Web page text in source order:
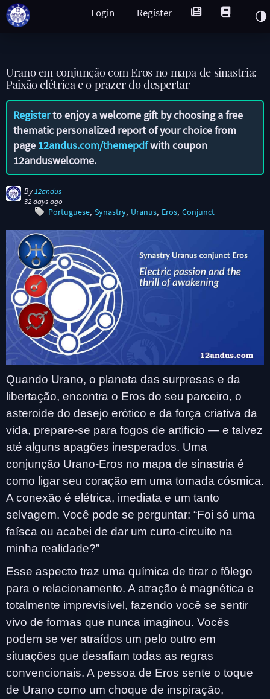
Register
Login
Urano em conjunção com Eros no mapa de sinastria:
Paixão elétrica e o prazer do despertar
Registerto enjoy a welcome gift by choosing a free
thematic personalized report of your choice from
page 12andus.com/themepdfwith coupon
12anduswelcome.
By 12andus
32 days ago
Portuguese Synastry Uranus Eros Conjunct
Quando Urano, o planeta das surpresas e da
libertação, encontra o Eros do seu parceiro, o
asteroide do desejo erótico e da força criativa da
vida, prepare-se para fogos de artifício — e talvez
até alguns apagões inesperados. Uma
conjunção Urano-Eros no mapa de sinastria é
como ligar seu coração em uma tomada cósmica.
A conexão é elétrica, imediata e um tanto
selvagem. Você pode se perguntar: “Foi só uma
faísca ou acabei de dar um curto-circuito na
minha realidade?”
Esse aspecto traz uma química de tirar o fôlego
para o relacionamento. A atração é magnética e
totalmente imprevisível, fazendo você se sentir
vivo de formas que nunca imaginou. Vocês
podem se ver atraídos um pelo outro em
situações que desafiam todas as regras
convencionais. A pessoa de Eros sente o toque
de Urano como um choque de inspiração,